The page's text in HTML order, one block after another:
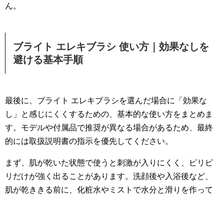
ん。
ブライト エレキブラシ 使い方｜効果なしを
避ける基本手順
最後に、ブライト エレキブラシを選んだ場合に「効果な
し」と感じにくくするための、基本的な使い方をまとめま
す。モデルや付属品で推奨が異なる場合があるため、最終
的には取扱説明書の指示を優先してください。
まず、肌が乾いた状態で使うと刺激が入りにくく、ピリピ
リだけが強く出ることがあります。洗顔後や入浴後など、
肌が乾ききる前に、化粧水やミストで水分と滑りを作って